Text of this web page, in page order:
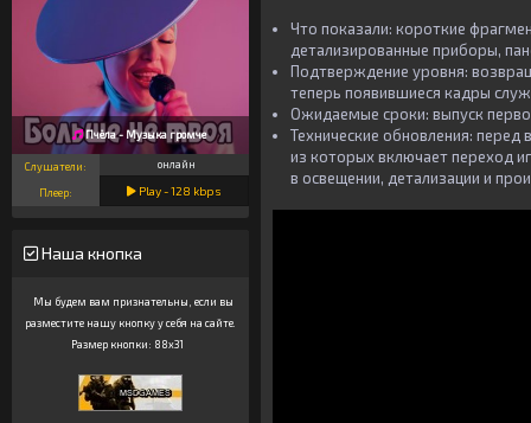
Пчёла - Музыка громче
Слушатели: онлайн
Плеер: Play -128 kbps
Наша кнопка
Мы будем вам признательны, если вы
разместите нашу кнопку у себя на сайте.
Размер кнопки: 88x31
Что показали: короткие
детализированные приборы,
Подтверждение уровня:
теперь появившиеся кадры
Ожидаемые сроки: выпуск
Технические обновления:
из которых включает переход
в освещении, детализации и